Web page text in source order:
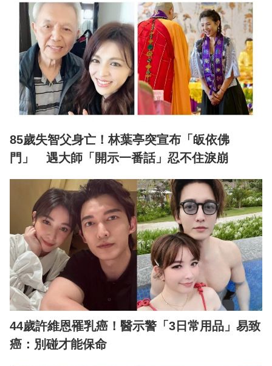
85歲失智父身亡！林葉亭突宣布「皈依佛
門」 遇大師「開示一番話」忍不住淚崩
44歲許維恩罹乳癌！醫示警「3日常用品」易致
癌：別碰才能保命